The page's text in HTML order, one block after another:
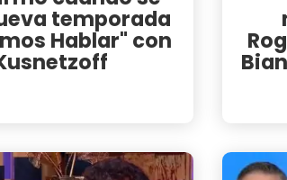
temporada
Hablar" con